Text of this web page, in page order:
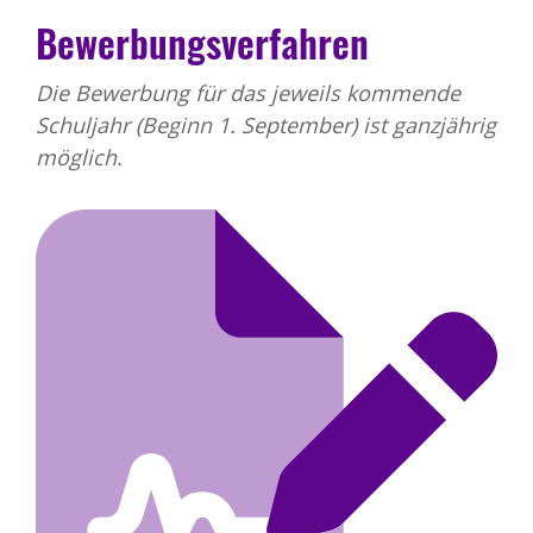
Bewerbungsverfahren
Die Bewerbung für das jeweils kommende
Schuljahr (Beginn 1. September) ist ganzjährig
möglich.